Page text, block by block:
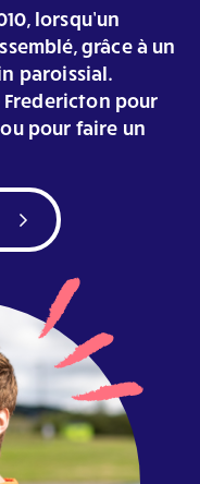
lorsqu’un
grâce à un
paroissial.
Fredericton pour
pour faire un